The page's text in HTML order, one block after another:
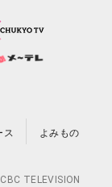
ス よみもの
TELEVISION